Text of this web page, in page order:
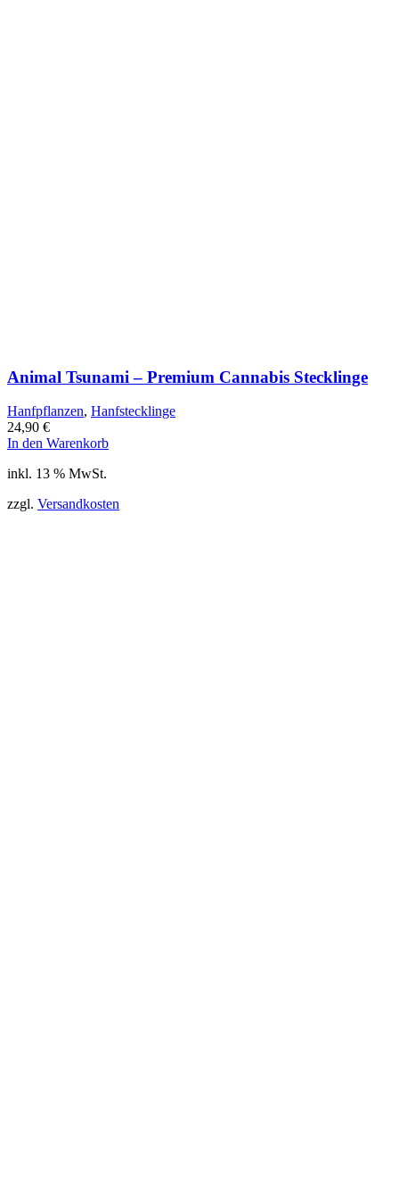
Animal Tsunami – Premium Cannabis Stecklinge
Hanfpflanzen, Hanfstecklinge
24,90 €
In den Warenkorb
inkl. 13 % MwSt.
zzgl. Versandkosten